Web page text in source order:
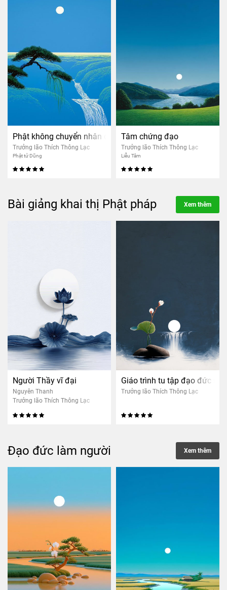
Phật không chuyển nhân quả người khác
Trưởng lão Thích Thông Lạc
Phật tử Dũng
Tâm chứng đạo
Trưởng lão Thích Thông Lạc
Liễu Tâm
Bài giảng khai thị Phật pháp Xem thêm
Người Thầy vĩ đại
Nguyên Thanh
Trưởng lão Thích Thông Lạc
Giáo trình tu tập đạo đức
Trưởng lão Thích Thông Lạc
Đạo đức làm người Xem thêm